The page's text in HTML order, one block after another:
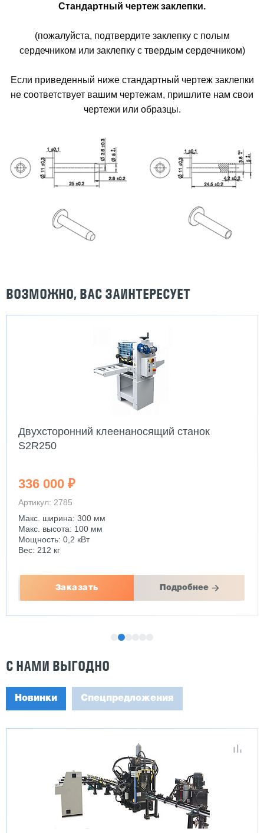
Стандартный чертеж заклепки.
(пожалуйста, подтвердите заклепку с полым
сердечником или заклепку с твердым сердечником)
Если приведенный ниже стандартный чертеж заклепки
не соответствует вашим чертежам, пришлите нам свои
чертежи или образцы.
ВОЗМОЖНО, ВАС ЗАИНТЕРЕСУЕТ
Двухсторонний клеенаносящий станок
S2R250
336 000 ₽
Артикул: 2785
Макс. ширина: 300 мм
Макс. высота: 100 мм
Мощность: 0,2 кВт
Вес: 212 кг
Заказать Подробнее
С НАМИ ВЫГОДНО
Новинки Спецпредложения